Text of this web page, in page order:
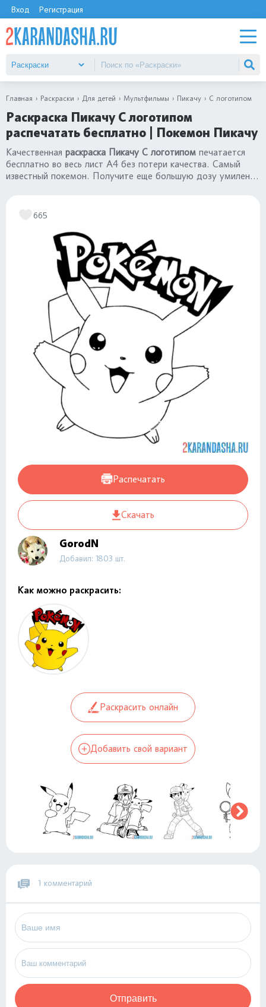
Вход Регистрация
Главная Раскраски Для детей Мультфильмы Пикачу С логотипом
Раскраска Пикачу С логотипом
распечатать бесплатно | Покемон Пикачу
Качественная раскраска Пикачу С логотипом печатается
бесплатно во весь лист А4 без потери качества. Самый
известный покемон. Получите еще большую дозу умиления
665
Распечатать
Скачать
GorodN
Добавил: 1803 шт.
Как можно раскрасить:
Раскрасить онлайн
Добавить свой вариант
1 комментарий
Отправить